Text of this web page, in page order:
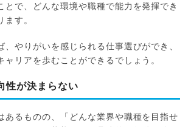
とで、どんな環境や職種で能力を発揮でき
ます。
、やりがいを感じられる仕事選びができ、
ャリアを歩むことができるでしょう。
性が決まらない
あるものの、「どんな業界や職種を目指せ